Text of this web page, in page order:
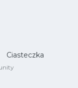
Ciasteczka